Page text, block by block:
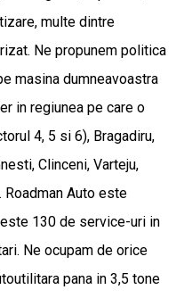
multe dintre
Ne propunem politica
masina dumneavoastra
in regiunea pe care o
4, 5 si 6), Bragadiru,
Clinceni, Varteju,
Auto este
130 de service-uri in
Ne ocupam de orice
pana in 3,5 tone